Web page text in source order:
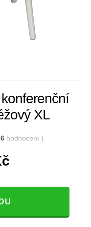
XL
hodnocení )